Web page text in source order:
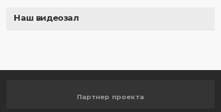
Наш видеозал
Партнер проекта